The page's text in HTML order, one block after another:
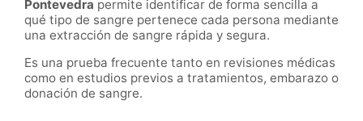
Pontevedra permite identificar de forma sencilla a
qué tipo de sangre pertenece cada persona mediante
una extracción de sangre rápida y segura.
Es una prueba frecuente tanto en revisiones médicas
como en estudios previos a tratamientos, embarazo o
donación de sangre.